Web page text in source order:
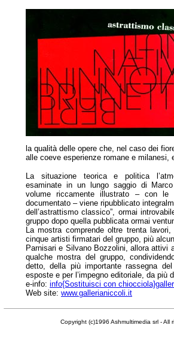
la qualità delle opere che, nel caso dei
alle coeve esperienze romane e milanesi,
La situazione teorica e politica
esaminate in un lungo saggio di
volume riccamente illustrato – con
documentato – viene ripubblicato
dell’astrattismo classico”, ormai
gruppo dopo quella pubblicata ormai
La mostra comprende oltre trenta
cinque artisti firmatari del gruppo, più
Parnisari e Silvano Bozzolini, allora attivi
qualche mostra del gruppo,
detto, della più importante rassegna
esposte e per l’impegno editoriale, da più
e-info: info{Sostituisci con
Web site: www.gallerianiccoli.it
(c)1996 Ashmultimedia srl - All